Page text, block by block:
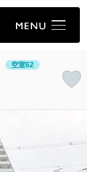
空室62